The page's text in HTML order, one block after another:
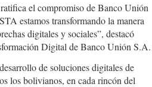
el compromiso de Banco Unión
estamos transformando la manera
digitales y sociales”, destacó
Digital de Banco Unión S.A.
de soluciones digitales de
los bolivianos, en cada rincón del